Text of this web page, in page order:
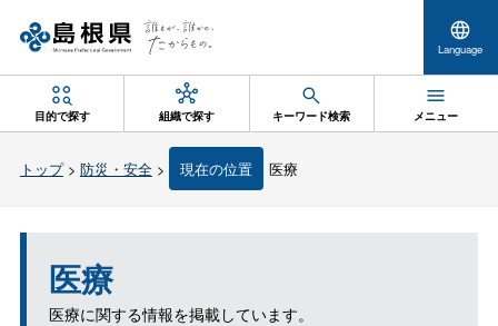
Language
目的で探す 組織で探す キーワード検索 メニュー
トップ> 防災・安全> 現在の位置 医療
医療
医療に関する情報を掲載しています。